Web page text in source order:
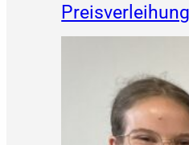
Preisverleihung